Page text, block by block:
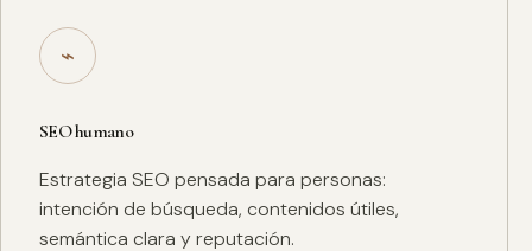
⌁
SEO humano
Estrategia SEO pensada para personas:
intención de búsqueda, contenidos útiles,
semántica clara y reputación.